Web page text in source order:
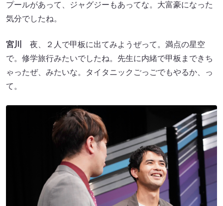
プールがあって、ジャグジーもあってな。大富豪になった
気分でしたね。
宮川
夜、２人で甲板に出てみようぜって。満点の星空
で。修学旅行みたいでしたね。先生に内緒で甲板まできち
ゃったぜ、みたいな。タイタニックごっごでもやるか、っ
て。